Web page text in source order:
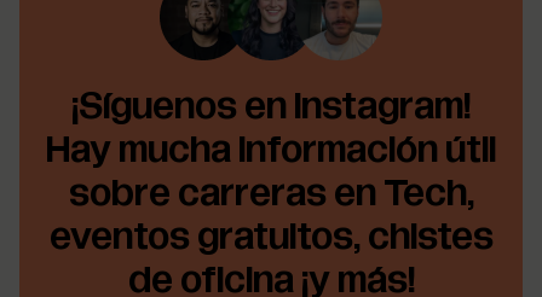
¡Síguenos en Instagram!
Hay mucha información útil
sobre carreras en Tech,
eventos gratuitos, chistes
de oficina ¡y más!